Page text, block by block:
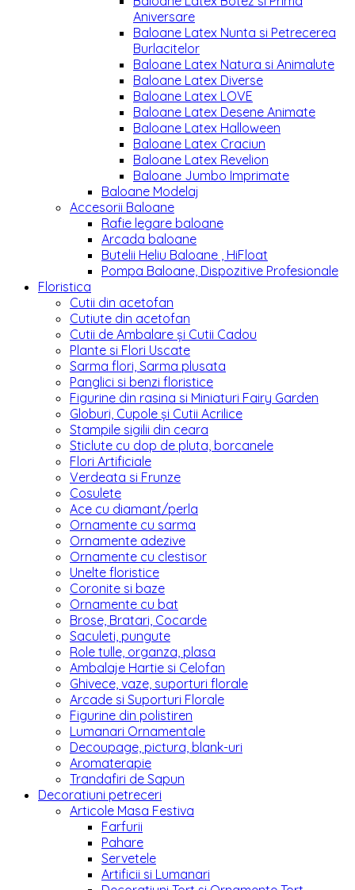
Aniversare
Baloane Latex Nunta si Petrecerea
Burlacitelor
Baloane Latex Natura si Animalute
Baloane Latex Diverse
Baloane Latex LOVE
Baloane Latex Desene Animate
Baloane Latex Halloween
Baloane Latex Craciun
Baloane Latex Revelion
Baloane Jumbo Imprimate
Baloane Modelaj
Accesorii Baloane
Rafie legare baloane
Arcada baloane
Butelii Heliu Baloane , HiFloat
Pompa Baloane, Dispozitive Profesionale
Floristica
Cutii din acetofan
Cutiute din acetofan
Cutii de Ambalare și Cutii Cadou
Plante si Flori Uscate
Sarma flori, Sarma plusata
Panglici si benzi floristice
Figurine din rasina si Miniaturi Fairy Garden
Globuri, Cupole și Cutii Acrilice
Stampile sigilii din ceara
Sticlute cu dop de pluta, borcanele
Flori Artificiale
Verdeata si Frunze
Cosulete
Ace cu diamant/perla
Ornamente cu sarma
Ornamente adezive
Ornamente cu clestisor
Unelte floristice
Coronite si baze
Ornamente cu bat
Brose, Bratari, Cocarde
Saculeti, pungute
Role tulle, organza, plasa
Ambalaje Hartie si Celofan
Ghivece, vaze, suporturi florale
Arcade si Suporturi Florale
Figurine din polistiren
Lumanari Ornamentale
Decoupage, pictura, blank-uri
Aromaterapie
Trandafiri de Sapun
Decoratiuni petreceri
Articole Masa Festiva
Farfurii
Pahare
Servetele
Artificii si Lumanari